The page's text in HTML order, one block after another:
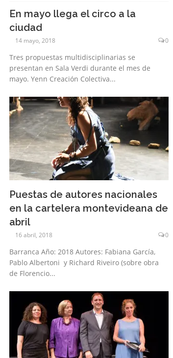
En mayo llega el circo a la
ciudad
14 mayo, 2018 0
Tres propuestas multidisciplinarias se
presentan en Sala Verdi durante el mes de
mayo. Yenn Creación Colectiva...
Puestas de autores nacionales
en la cartelera montevideana de
abril
16 abril, 2018 0
Barranca Año: 2018 Autores: Fabiana García,
Pablo Albertoni y Richard Riveiro (sobre obra
de Florencio...